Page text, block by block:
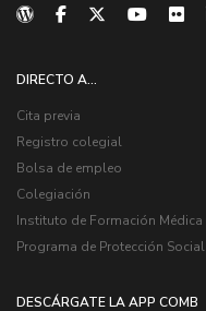
DIRECTO A...
Cita previa
Registro colegial
Bolsa de empleo
Colegiación
Instituto de Formación Médica
Programa de Protección Social
DESCÁRGATE LA APP COMB